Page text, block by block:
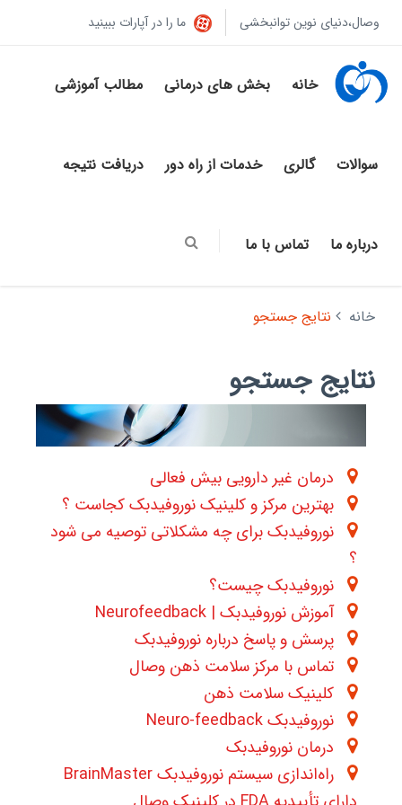
وصال،دنیای نوین توانبخشی ما را در آپارات ببینید
خانه بخش های درمانی مطالب آموزشی
سوالات گالری خدمات از راه دور دریافت نتیجه
درباره ما تماس با ما
خانه نتایج جستجو
نتایج جستجو
درمان غیر دارویی بیش فعالی
بهترین مرکز و کلینیک نوروفیدبک کجاست ؟
نوروفیدبک برای چه مشکلاتی توصیه می شود
؟
نوروفیدبک چیست؟
آموزش نوروفیدبک | Neurofeedback
پرسش و پاسخ درباره نوروفیدبک
تماس با مرکز سلامت ذهن وصال
کلینیک سلامت ذهن
نوروفیدبک Neuro-feedback
درمان نوروفیدبک
راه‌اندازی سیستم نوروفیدبک BrainMaster